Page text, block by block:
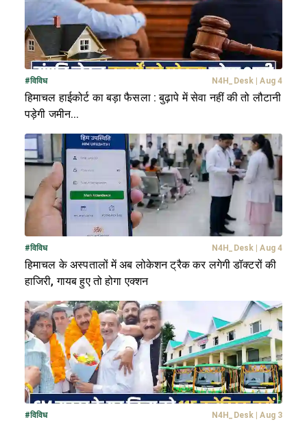
#विविध N4H_Desk Aug 4
हिमाचल हाईकोर्ट का बड़ा फैसला : बुढ़ापे में सेवा नहीं की तो लौटानी
पड़ेगी जमीन...
#विविध N4H_Desk Aug 4
हिमाचल के अस्पतालों में अब लोकेशन ट्रैक कर लगेगी डॉक्टरों की
हाजिरी, गायब हुए तो होगा एक्शन
#विविध N4H_Desk Aug 3